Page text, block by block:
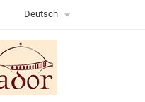
Deutsch 